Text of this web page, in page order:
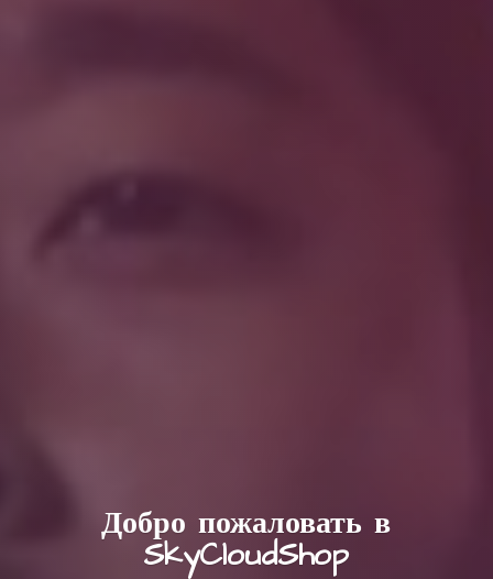
Добро пожаловать в
SkyCloudShop